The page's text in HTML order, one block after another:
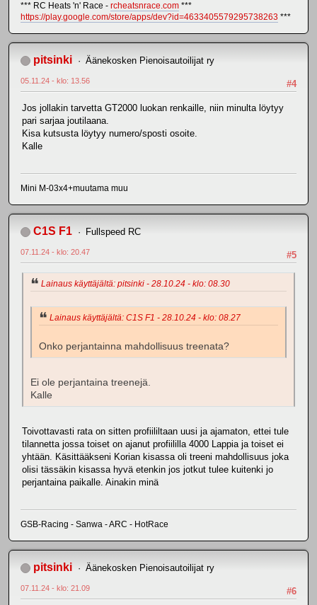
*** RC Heats 'n' Race - rcheatsnrace.com ***
https://play.google.com/store/apps/dev?id=4633405579295738263 ***
pitsinki Äänekosken Pienoisautoilijat ry
#4
05.11.24 - klo: 13.56
Jos jollakin tarvetta GT2000 luokan renkaille, niin minulta löytyy
pari sarjaa joutilaana.
Kisa kutsusta löytyy numero/sposti osoite.
Kalle
Mini M-03x4+muutama muu
C1S F1 Fullspeed RC
#5
07.11.24 - klo: 20.47
Lainaus käyttäjältä: pitsinki - 28.10.24 - klo: 08.30
Lainaus käyttäjältä: C1S F1 - 28.10.24 - klo: 08.27
Onko perjantainna mahdollisuus treenata?
Ei ole perjantaina treenejä.
Kalle
Toivottavasti rata on sitten profiililtaan uusi ja ajamaton, ettei tule
tilannetta jossa toiset on ajanut profiililla 4000 Lappia ja toiset ei
yhtään. Käsittääkseni Korian kisassa oli treeni mahdollisuus joka
olisi tässäkin kisassa hyvä etenkin jos jotkut tulee kuitenki jo
perjantaina paikalle. Ainakin minä
GSB-Racing - Sanwa - ARC - HotRace
pitsinki Äänekosken Pienoisautoilijat ry
#6
07.11.24 - klo: 21.09